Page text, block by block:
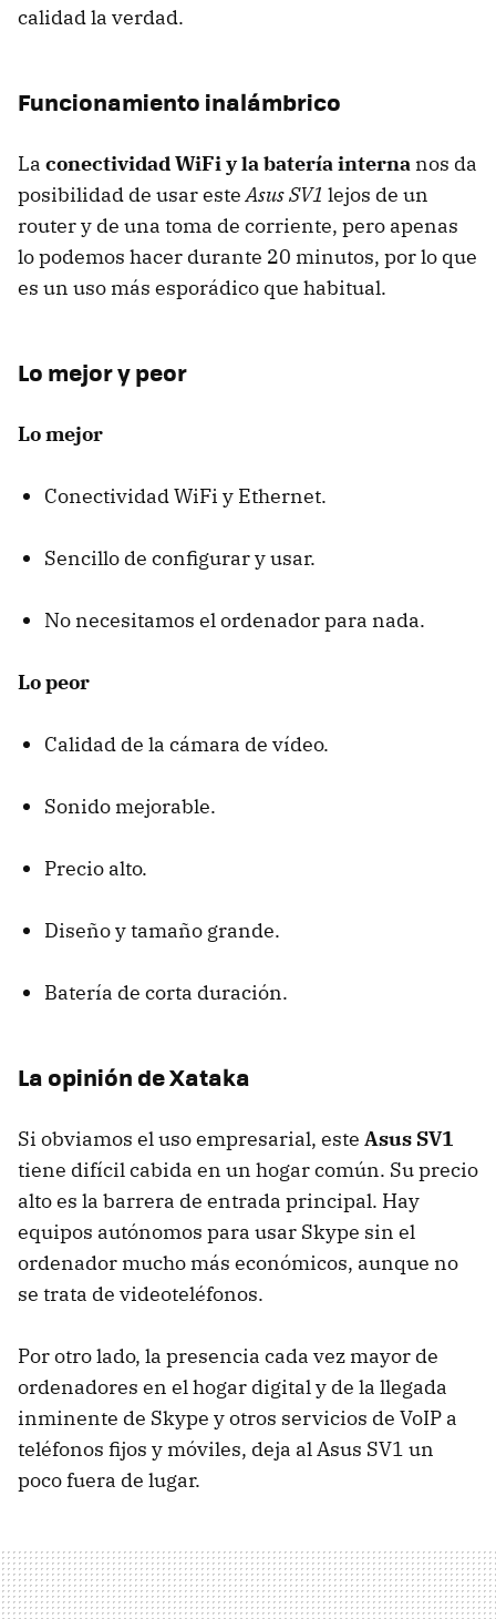
calidad la verdad.
Funcionamiento inalámbrico
La conectividad WiFi y la batería interna nos da
posibilidad de usar esteAsus SV1 lejos de un
router y de una toma de corriente, pero apenas
lo podemos hacer durante 20 minutos, por lo que
es un uso más esporádico que habitual.
Lo mejor y peor
Lo mejor
Conectividad WiFi y Ethernet.
Sencillo de configurar y usar.
No necesitamos el ordenador para nada.
Lo peor
Calidad de la cámara de vídeo.
Sonido mejorable.
Precio alto.
Diseño y tamaño grande.
Batería de corta duración.
La opinión de Xataka
Si obviamos el uso empresarial, este Asus SV1
tiene difícil cabida en un hogar común. Su precio
alto es la barrera de entrada principal. Hay
equipos autónomos para usar Skype sin el
ordenador mucho más económicos, aunque no
se trata de videoteléfonos.
Por otro lado, la presencia cada vez mayor de
ordenadores en el hogar digital y de la llegada
inminente de Skype y otros servicios de VoIP a
teléfonos fijos y móviles, deja al Asus SV1 un
poco fuera de lugar.